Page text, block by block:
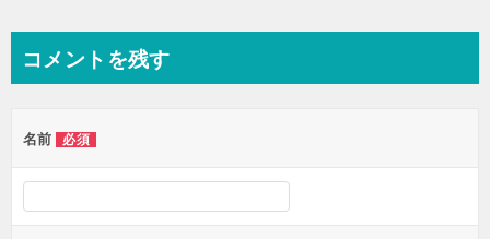
コメントを残す
名前 必須